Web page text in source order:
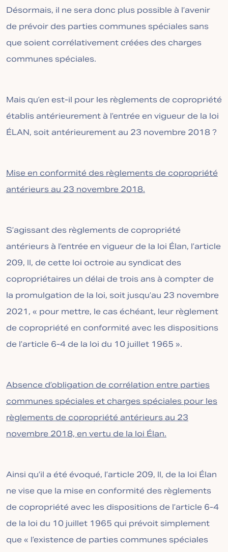
Désormais, il ne sera donc plus possible à l’avenir
de prévoir des parties communes spéciales sans
que soient corrélativement créées des charges
communes spéciales.
Mais qu’en est-il pour les règlements de copropriété
établis antérieurement à l’entrée en vigueur de la loi
ÉLAN, soit antérieurement au 23 novembre 2018 ?
Mise en conformité des règlements de copropriété
antérieurs au 23 novembre 2018.
S’agissant des règlements de copropriété
antérieurs à l’entrée en vigueur de la loi Élan, l’article
209, II, de cette loi octroie au syndicat des
copropriétaires un délai de trois ans à compter de
la promulgation de la loi, soit jusqu’au 23 novembre
2021, « pour mettre, le cas échéant, leur règlement
de copropriété en conformité avec les dispositions
de l’article 6-4 de la loi du 10 juillet 1965 ».
Absence d’obligation de corrélation entre parties
communes spéciales et charges spéciales pour les
règlements de copropriété antérieurs au 23
novembre 2018, en vertu de la loi Élan.
Ainsi qu’il a été évoqué, l’article 209, II, de la loi Élan
ne vise que la mise en conformité des règlements
de copropriété avec les dispositions de l’article 6-4
de la loi du 10 juillet 1965 qui prévoit simplement
que « l’existence de parties communes spéciales